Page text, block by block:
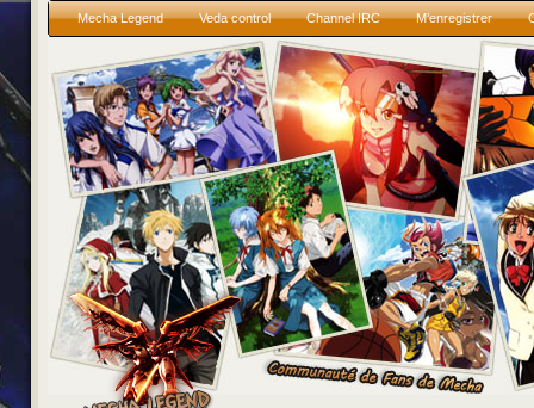
Mecha Legend Veda control Channel IRC M’enregistrer